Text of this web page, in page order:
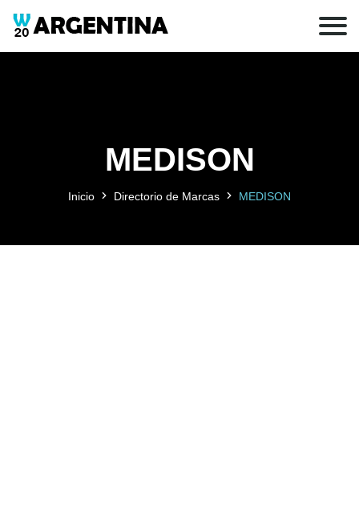
MEDISON
Inicio Directorio de Marcas MEDISON